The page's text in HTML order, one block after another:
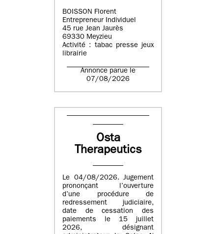
BOISSON Florent
Entrepreneur Individuel
45 rue Jean Jaurès
69330 Meyzieu
Activité : tabac presse jeux
librairie
Annonce parue le
07/08/2026
Osta
Therapeutics
Le 04/08/2026. Jugement
prononçant l’ouverture
d’une procédure de
redressement judiciaire,
date de cessation des
paiements le 15 juillet
2026, désignant